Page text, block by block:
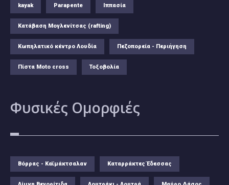
kayak Parapente Ιππασία
Κατάβαση Μογλενίτσας (rafting)
Κωπηλατικό κέντρο Λουδία Πεζοπορεία - Περιήγηση
Πίστα Moto cross Τοξοβολία
Φυσικές Ομορφιές
Βόρρας - Καϊμάκτσαλαν Καταρράκτες Έδεσσας